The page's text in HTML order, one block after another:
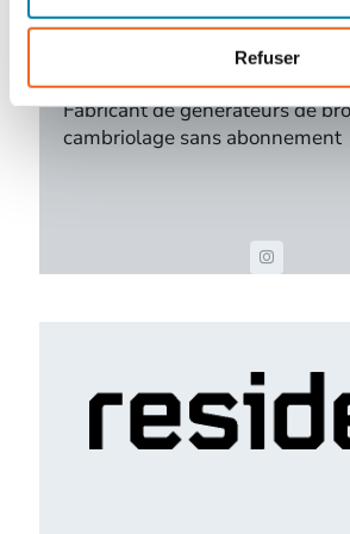
Refuser
Activité :
Fabricant de générateurs de
cambriolage sans abonnement